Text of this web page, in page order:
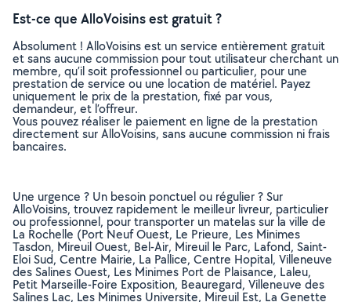
Est-ce que AlloVoisins est gratuit ?
Absolument ! AlloVoisins est un service entièrement gratuit
et sans aucune commission pour tout utilisateur cherchant un
membre, qu’il soit professionnel ou particulier, pour une
prestation de service ou une location de matériel. Payez
uniquement le prix de la prestation, fixé par vous,
demandeur, et l’offreur.
Vous pouvez réaliser le paiement en ligne de la prestation
directement sur AlloVoisins, sans aucune commission ni frais
bancaires.
Une urgence ? Un besoin ponctuel ou régulier ? Sur
AlloVoisins, trouvez rapidement le meilleur livreur, particulier
ou professionnel, pour transporter un matelas sur la ville de
La Rochelle (Port Neuf Ouest, Le Prieure, Les Minimes
Tasdon, Mireuil Ouest, Bel-Air, Mireuil le Parc, Lafond, Saint-
Eloi Sud, Centre Mairie, La Pallice, Centre Hopital, Villeneuve
des Salines Ouest, Les Minimes Port de Plaisance, Laleu,
Petit Marseille-Foire Exposition, Beauregard, Villeneuve des
Salines Lac, Les Minimes Universite, Mireuil Est, La Genette